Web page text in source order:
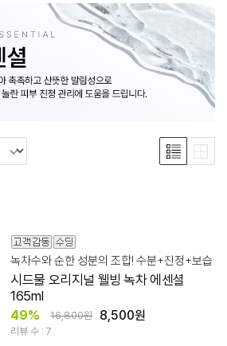
녹차수와 순한 성분의 조합! 수분+진정+보습
시드물 오리지널 웰빙 녹차 에센셜
165ml
49% 16,800원 8,500원
리뷰 수 : 7